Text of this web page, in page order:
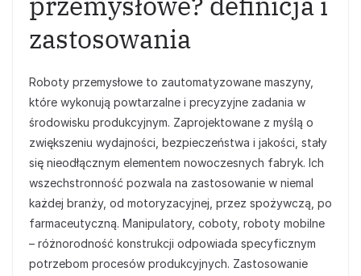
zastosowania
Roboty przemysłowe to zautomatyzowane maszyny,
które wykonują powtarzalne i precyzyjne zadania w
środowisku produkcyjnym. Zaprojektowane z myślą o
zwiększeniu wydajności, bezpieczeństwa i jakości, stały
się nieodłącznym elementem nowoczesnych fabryk. Ich
wszechstronność pozwala na zastosowanie w niemal
każdej branży, od motoryzacyjnej, przez spożywczą, po
farmaceutyczną. Manipulatory, coboty, roboty mobilne
– różnorodność konstrukcji odpowiada specyficznym
potrzebom procesów produkcyjnych. Zastosowanie